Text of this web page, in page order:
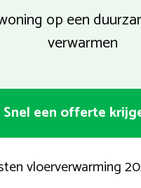
op een
verwarmen
Snel een offerte
vloerverwarming